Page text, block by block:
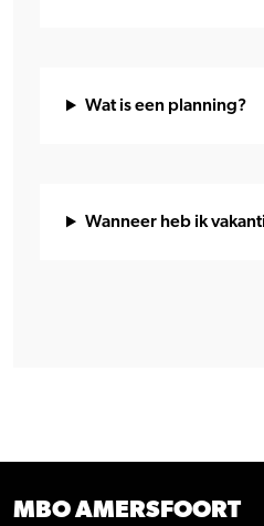
Wat is een planning?
Wanneer heb ik
MBO AMERSFOORT